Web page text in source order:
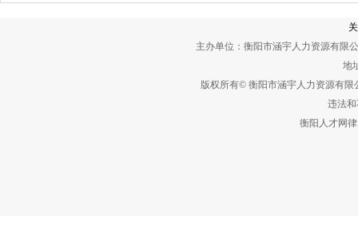
主办单位：衡阳市涵宇人力资源有限
地
版权所有© 衡阳市涵宇人力资源有
违法和
衡阳人才网